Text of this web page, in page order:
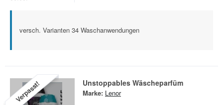
versch. Varianten 34 Waschanwendungen
Verpasst! Unstoppables Wäscheparfüm
Marke: Lenor